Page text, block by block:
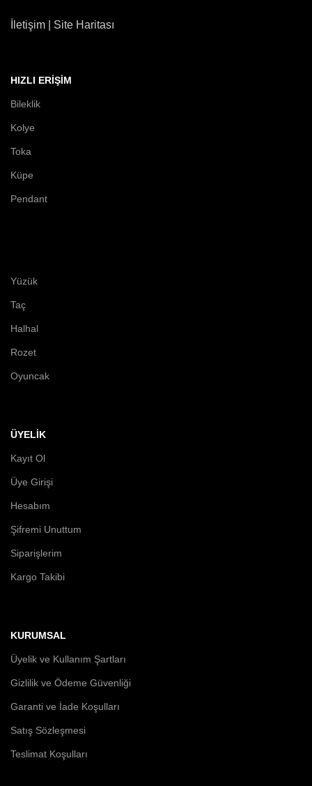
İletişim | Site Haritası
HIZLI ERIŞIM
Bileklik
Kolye
Toka
Küpe
Pendant
Yüzük
Taç
Halhal
Rozet
Oyuncak
ÜYELİK
Kayıt Ol
Üye Girişi
Hesabım
Şifremi Unuttum
Siparişlerim
Kargo Takibi
KURUMSAL
Üyelik ve Kullanım Şartları
Gizlilik ve Ödeme Güvenliği
Garanti ve İade Koşulları
Satış Sözleşmesi
Teslimat Koşulları